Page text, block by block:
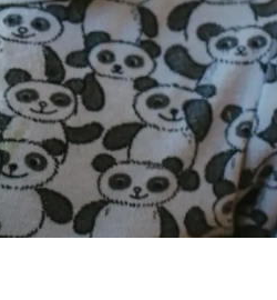
Jack N´Jill Prírodná